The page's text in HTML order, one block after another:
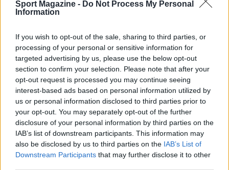
Sport Magazine - Do Not Process My Personal
Information
If you wish to opt-out of the sale, sharing to third parties, or
processing of your personal or sensitive information for
targeted advertising by us, please use the below opt-out
section to confirm your selection. Please note that after your
opt-out request is processed you may continue seeing
interest-based ads based on personal information utilized by
us or personal information disclosed to third parties prior to
your opt-out. You may separately opt-out of the further
disclosure of your personal information by third parties on the
IAB’s list of downstream participants. This information may
also be disclosed by us to third parties on the IAB’s List of
Downstream Participants that may further disclose it to other
punta alla salvezza con un roster rinforzato
ALTRI SPORT